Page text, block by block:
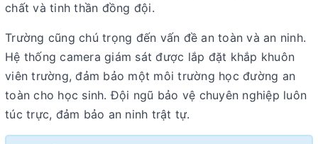
chất và tinh thần đồng đội.
Trường cũng chú trọng đến vấn đề an toàn và an ninh.
Hệ thống camera giám sát được lắp đặt khắp khuôn
viên trường, đảm bảo một môi trường học đường an
toàn cho học sinh. Đội ngũ bảo vệ chuyên nghiệp luôn
túc trực, đảm bảo an ninh trật tự.